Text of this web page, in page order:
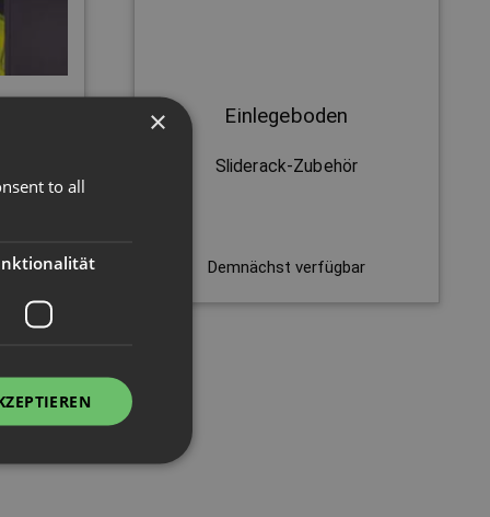
Einlegeboden
Sliderack-Zubehör
Demnächst verfügbar
×
to all